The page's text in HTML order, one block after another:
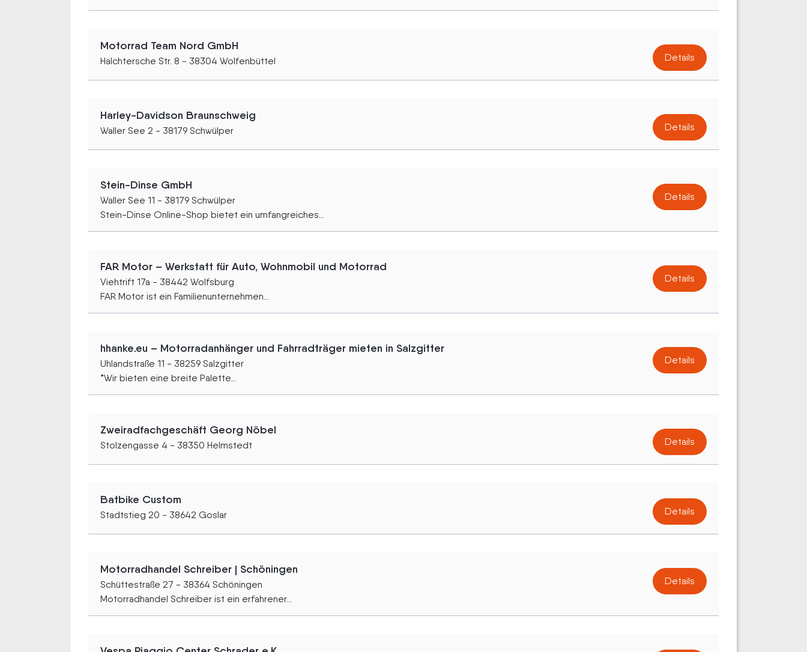
Motorrad Team Nord GmbH
Halchtersche Str. 8 - 38304 Wolfenbüttel Details
Harley-Davidson Braunschweig
Waller See 2 - 38179 Schwülper Details
Stein-Dinse GmbH
Waller See 11 - 38179 Schwülper
Stein-Dinse Online-Shop bietet ein umfangreiches...
Details
FAR Motor – Werkstatt für Auto, Wohnmobil und Motorrad
Viehtrift 17a - 38442 Wolfsburg
FAR Motor ist ein Familienunternehmen...
Details
hhanke.eu – Motorradanhänger und Fahrradträger mieten in Salzgitter
Uhlandstraße 11 - 38259 Salzgitter
*Wir bieten eine breite Palette...
Details
Zweiradfachgeschäft Georg Nöbel
Stolzengasse 4 - 38350 Helmstedt Details
Batbike Custom
Stadtstieg 20 - 38642 Goslar Details
Motorradhandel Schreiber | Schöningen
Schüttestraße 27 - 38364 Schöningen
Motorradhandel Schreiber ist ein erfahrener...
Details